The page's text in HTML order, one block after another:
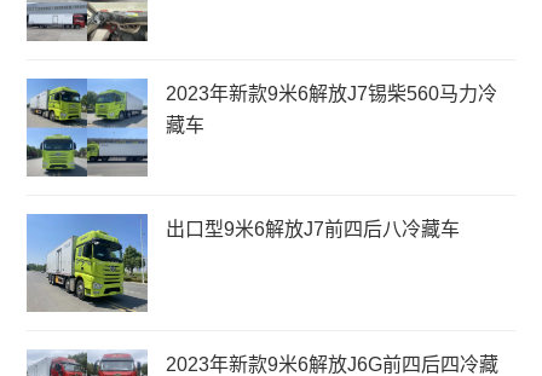
2023年新款9米6解放J7锡柴560马力冷
藏车
出口型9米6解放J7前四后八冷藏车
2023年新款9米6解放J6G前四后四冷藏